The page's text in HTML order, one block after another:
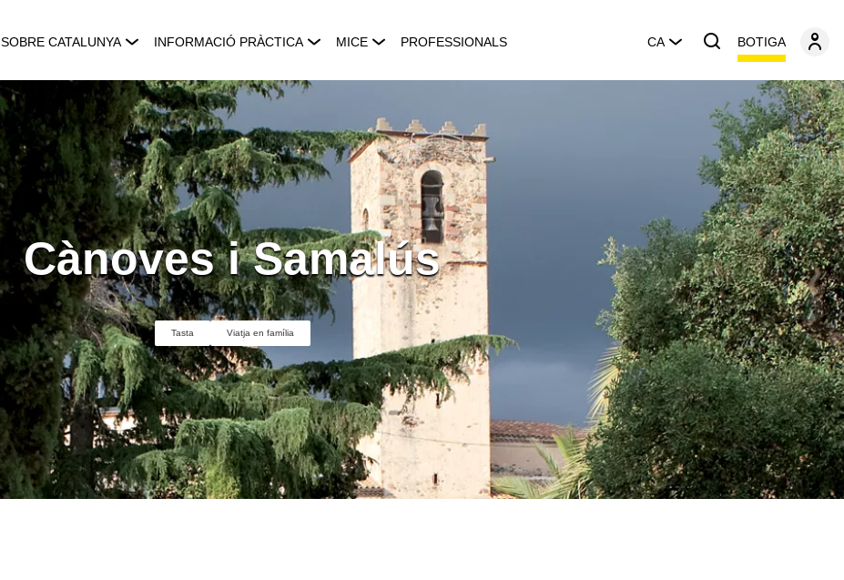
SOBRE CATALUNYA INFORMACIÓ PRÀCTICA MICE PROFESSIONALS CA BOTIGA
Cànoves i Samalús
Tasta Viatja en família